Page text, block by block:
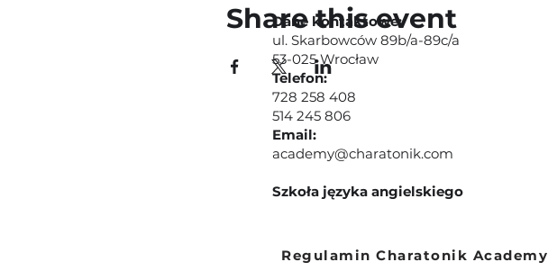
Share this event
Dane kontaktowe:
ul. Skarbowców 89b/a-89c/a
53-025 Wrocław
Telefon:
728 258 408
514 245 806
Email:
academy@charatonik.com
Szkoła języka angielskiego
Regulamin Charatonik Academy